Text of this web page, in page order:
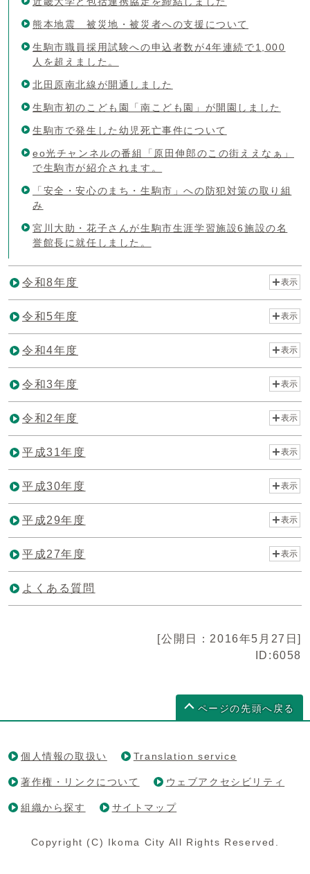
熊本地震 被災地・被災者への支援について
生駒市職員採用試験への申込者数が4年連続で1,000
人を超えました。
北田原南北線が開通しました
生駒市初のこども園「南こども園」が開園しました
生駒市で発生した幼児死亡事件について
eo光チャンネルの番組「原田伸郎のこの街ええなぁ」
で生駒市が紹介されます。
「安全・安心のまち・生駒市」への防犯対策の取り組
み
宮川大助・花子さんが生駒市生涯学習施設6施設の名
誉館長に就任しました。
令和8年度 表示
令和5年度 表示
令和4年度 表示
令和3年度 表示
令和2年度 表示
平成31年度 表示
平成30年度 表示
平成29年度 表示
平成27年度 表示
よくある質問
[公開日：2016年5月27日]
ID:6058
ページの先頭へ戻る
個人情報の取扱い Translation service
著作権・リンクについて ウェブアクセシビリティ
組織から探す サイトマップ
Copyright (C) Ikoma City All Rights Reserved.